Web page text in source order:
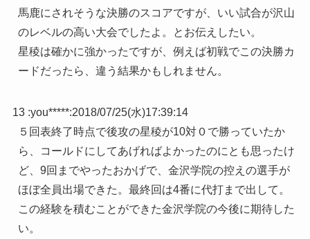
馬鹿にされそうな決勝のスコアですが、いい試合が沢山
のレベルの高い大会でしたよ。とお伝えしたい。
星稜は確かに強かったですが、例えば初戦でこの決勝カ
ードだったら、違う結果かもしれません。
13 :you*****:2018/07/25(水)17:39:14
５回表終了時点で後攻の星稜が10対０で勝っていたか
ら、コールドにしてあげればよかったのにとも思ったけ
ど、9回までやったおかげで、金沢学院の控えの選手が
ほぼ全員出場できた。最終回は4番に代打まで出して。
この経験を積むことができた金沢学院の今後に期待した
い。